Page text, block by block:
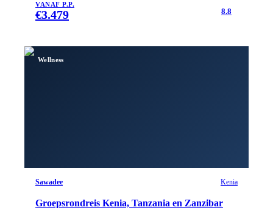
VANAF P.P.
€3.479 8.8
Wellness
Sawadee Kenia
Groepsrondreis Kenia, Tanzania en Zanzibar